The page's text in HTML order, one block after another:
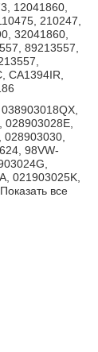
12041860,
210247,
32041860,
89213557,
CA1394IR,
028903028E,
028903030,
98VW-
021903025K,
все